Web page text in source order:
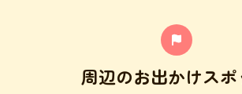
周辺のお出かけスポ